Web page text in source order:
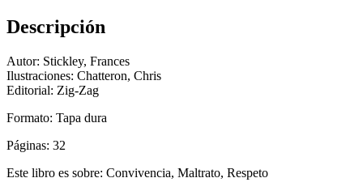
Descripción
Autor: Stickley, Frances
Ilustraciones: Chatteron, Chris
Editorial: Zig-Zag
Formato: Tapa dura
Páginas: 32
Este libro es sobre: Convivencia, Maltrato, Respeto